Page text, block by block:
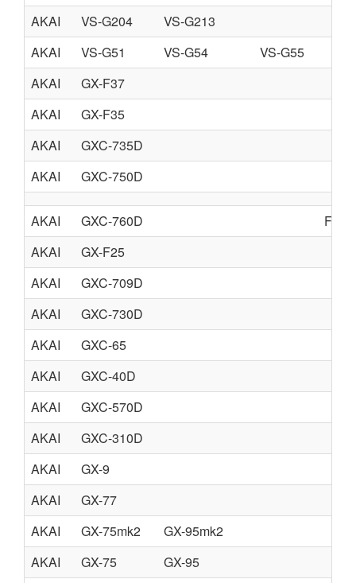
AKAI
VS-G204
VS-G213
AKAI
VS-G51 VS-G54
VS-G55
AKAI
GX-F37
AKAI
GX-F35
AKAI
GXC-735D
AKAI
GXC-750D
AKAI GXC-760D
Free
AKAI
GX-F25
AKAI
GXC-709D
AKAI
GXC-730D
AKAI
GXC-65
AKAI
GXC-40D
AKAI
GXC-570D
AKAI
GXC-310D
AKAI
GX-9
AKAI
GX-77
AKAI
GX-75mk2
GX-95mk2
AKAI
GX-75
GX-95